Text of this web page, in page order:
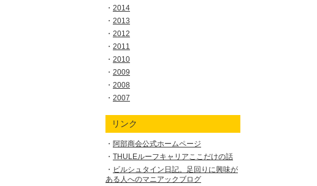
2014
2013
2012
2011
2010
2009
2008
2007
リンク
阿部商会公式ホームページ
THULEルーフキャリアここだけの話
ビルシュタイン日記。足回りに興味が
ある人へのマニアックブログ